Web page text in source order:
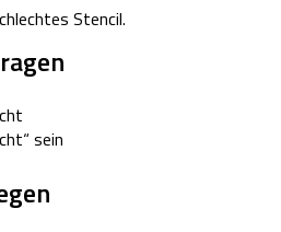
Stencil.
sein